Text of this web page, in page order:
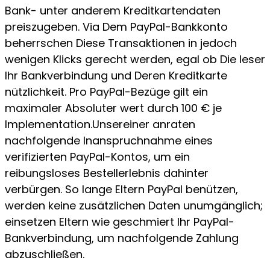
Bank- unter anderem Kreditkartendaten
preiszugeben. Via Dem PayPal-Bankkonto
beherrschen Diese Transaktionen in jedoch
wenigen Klicks gerecht werden, egal ob Die leser
Ihr Bankverbindung und Deren Kreditkarte
nützlichkeit. Pro PayPal-Bezüge gilt ein
maximaler Absoluter wert durch 100 € je
Implementation.Unsereiner anraten
nachfolgende Inanspruchnahme eines
verifizierten PayPal-Kontos, um ein
reibungsloses Bestellerlebnis dahinter
verbürgen. So lange Eltern PayPal benützen,
werden keine zusätzlichen Daten unumgänglich;
einsetzen Eltern wie geschmiert Ihr PayPal-
Bankverbindung, um nachfolgende Zahlung
abzuschließen.